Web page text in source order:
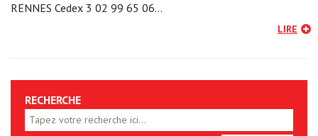
RENNES Cedex 3 02 99 65 06…
LIRE
RECHERCHE